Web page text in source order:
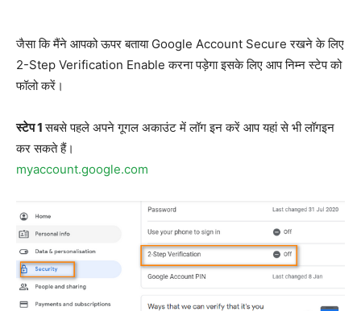
जैसा कि मैंने आपको ऊपर बताया Google Account Secure रखने के लिए
2-Step Verification Enable करना पड़ेगा इसके लिए आप निम्न स्टेप को
फॉलो करें।
स्टेप 1सबसे पहले अपने गूगल अकाउंट में लॉग इन करें आप यहां से भी लॉगइन
कर सकते हैं।
myaccount.google.com